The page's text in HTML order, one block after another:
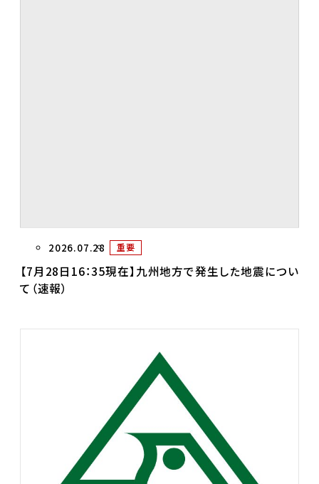
2026.07.28 重要
【7月28日16：35現在】九州地方で発生した地震につい
て（速報）